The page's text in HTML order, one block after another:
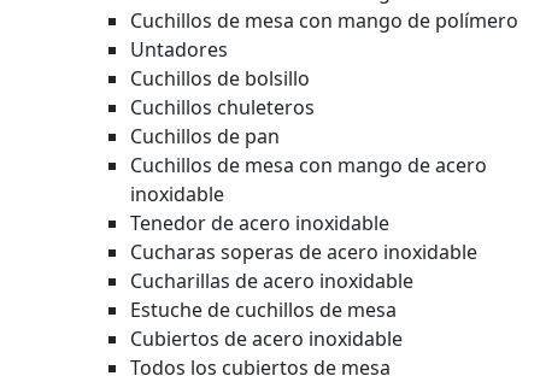
Cuchillos de mesa con mango de polímero
Untadores
Cuchillos de bolsillo
Cuchillos chuleteros
Cuchillos de pan
Cuchillos de mesa con mango de acero
inoxidable
Tenedor de acero inoxidable
Cucharas soperas de acero inoxidable
Cucharillas de acero inoxidable
Estuche de cuchillos de mesa
Cubiertos de acero inoxidable
Todos los cubiertos de mesa